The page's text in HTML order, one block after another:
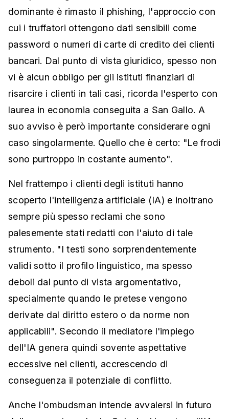
dominante è rimasto il phishing, l'approccio con
cui i truffatori ottengono dati sensibili come
password o numeri di carte di credito dei clienti
bancari. Dal punto di vista giuridico, spesso non
vi è alcun obbligo per gli istituti finanziari di
risarcire i clienti in tali casi, ricorda l'esperto con
laurea in economia conseguita a San Gallo. A
suo avviso è però importante considerare ogni
caso singolarmente. Quello che è certo: "Le frodi
sono purtroppo in costante aumento".
Nel frattempo i clienti degli istituti hanno
scoperto l'intelligenza artificiale (IA) e inoltrano
sempre più spesso reclami che sono
palesemente stati redatti con l'aiuto di tale
strumento. "I testi sono sorprendentemente
validi sotto il profilo linguistico, ma spesso
deboli dal punto di vista argomentativo,
specialmente quando le pretese vengono
derivate dal diritto estero o da norme non
applicabili". Secondo il mediatore l'impiego
dell'IA genera quindi sovente aspettative
eccessive nei clienti, accrescendo di
conseguenza il potenziale di conflitto.
Anche l'ombudsman intende avvalersi in futuro